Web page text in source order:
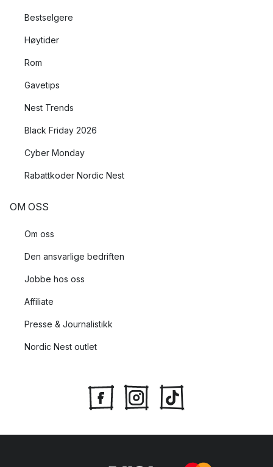
Bestselgere
Høytider
Rom
Gavetips
Nest Trends
Black Friday 2026
Cyber Monday
Rabattkoder Nordic Nest
OM OSS
Om oss
Den ansvarlige bedriften
Jobbe hos oss
Affiliate
Presse & Journalistikk
Nordic Nest outlet